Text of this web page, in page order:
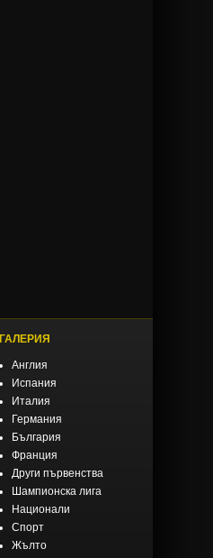
ГАЛЕРИЯ
Англия
Испания
Италия
Германия
България
Франция
Други първенства
Шампионска лига
Национали
Спорт
Жълто